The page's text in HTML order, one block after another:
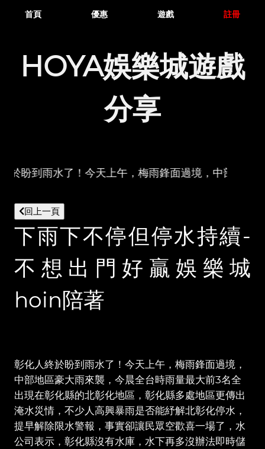
首頁 優惠 遊戲 註冊
HOYA娛樂城遊戲
分享
到雨水了！今天上午，梅雨鋒面過境，中部地區
回上一頁
下雨下不停但停水持續-
不想出門好贏娛樂城
hoin陪著
彰化人終於盼到雨水了！今天上午，梅雨鋒面過境，
中部地區豪大雨來襲，今晨全台時雨量最大前3名全
出現在彰化縣的北彰化地區，彰化縣多處地區更傳出
淹水災情，不少人高興暴雨是否能紓解北彰化停水，
提早解除限水警報，事實卻讓民眾空歡喜一場了，水
公司表示，彰化縣沒有水庫，水下再多沒辦法即時儲